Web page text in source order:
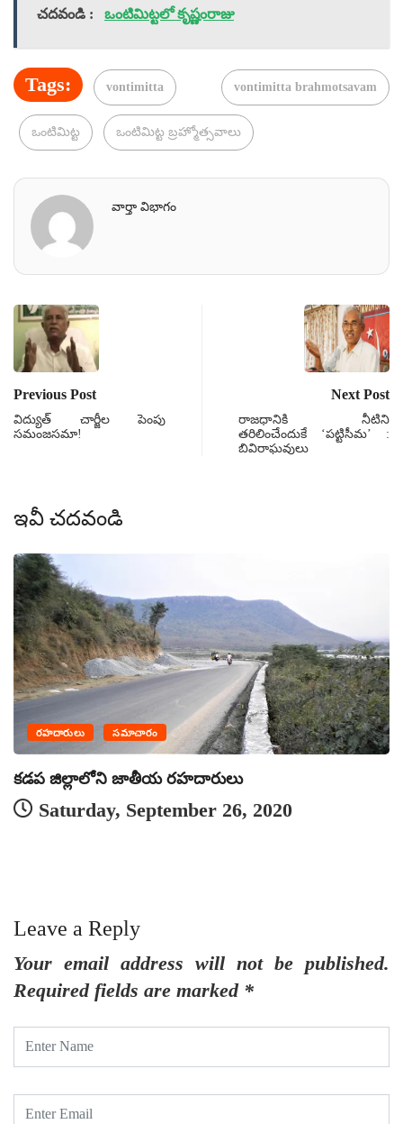
చదవండి : ఒంటిమిట్టలో కృష్ణంరాజు
Tags: vontimitta vontimitta brahmotsavam
ఒంటిమిట్ట ఒంటిమిట్ట బ్రహ్మోత్సవాలు
వార్తా విభాగం
Previous Post
విద్యుత్ చార్జీల పెంపు
సమంజసమా!
Next Post
రాజధానికి నీటిని
తరిలించేందుకే ‘పట్టిసీమ’ :
బివిరాఘవులు
ఇవీ చదవండి
రహదారులు సమాచారం
కడప జిల్లాలోని జాతీయ రహదారులు
Saturday, September 26, 2020
Leave a Reply
Your email address will not be published.
Required fields are marked *